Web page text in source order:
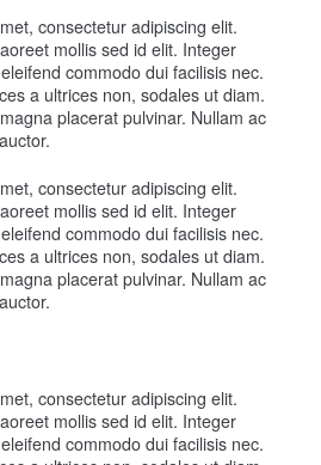
consectetur adipiscing elit.
mollis sed id elit. Integer
commodo dui facilisis nec.
a ultrices non, sodales ut diam.
placerat pulvinar. Nullam ac
consectetur adipiscing elit.
mollis sed id elit. Integer
commodo dui facilisis nec.
a ultrices non, sodales ut diam.
placerat pulvinar. Nullam ac
consectetur adipiscing elit.
mollis sed id elit. Integer
commodo dui facilisis nec.